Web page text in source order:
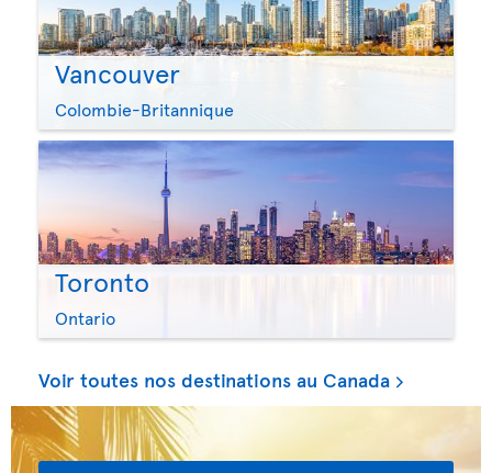
Vancouver
Colombie-Britannique
Toronto
Ontario
Voir toutes nos destinations au Canada